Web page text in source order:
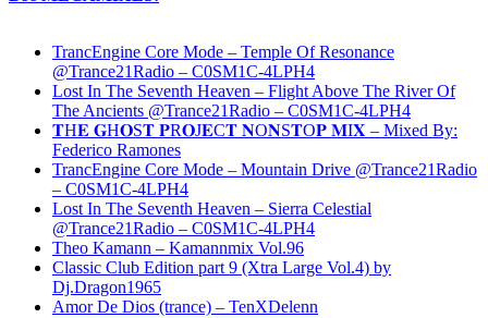
TrancEngine Core Mode – Temple Of Resonance
@Trance21Radio – C0SM1C-4LPH4
Lost In The Seventh Heaven – Flight Above The River Of
The Ancients @Trance21Radio – C0SM1C-4LPH4
𝐓H𝐄 𝐆H𝐎S𝐓 𝐏R𝐎J𝐄C𝐓 𝐍O𝐍S𝐓O𝐏 𝐌I𝐗 – Mixed By:
Federico Ramones
TrancEngine Core Mode – Mountain Drive @Trance21Radio
– C0SM1C-4LPH4
Lost In The Seventh Heaven – Sierra Celestial
@Trance21Radio – C0SM1C-4LPH4
Theo Kamann – Kamannmix Vol.96
Classic Club Edition part 9 (Xtra Large Vol.4) by
Dj.Dragon1965
Amor De Dios (trance) – TenXDelenn